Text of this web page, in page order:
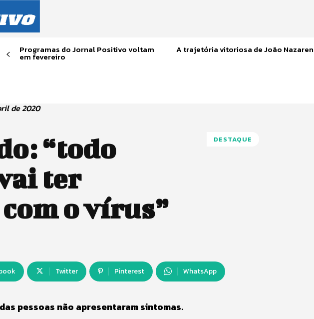
Programas do Jornal Positivo voltam
em fevereiro
A trajetória vitoriosa de João
de 2020
“todo
ter
o vírus”
DESTAQUE
Twitter Pinterest WhatsApp
pessoas não apresentaram sintomas.